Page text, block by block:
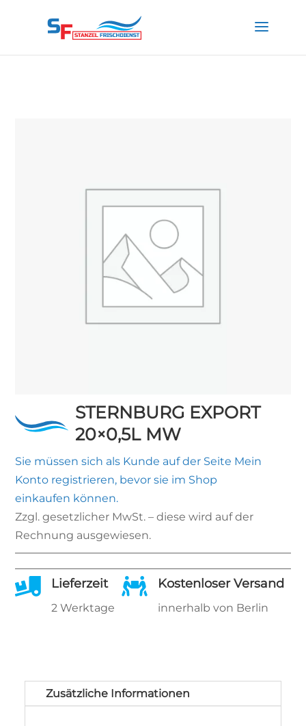
STERNBURG EXPORT
20×0,5L MW
Sie müssen sich als Kunde auf der Seite Mein
Konto registrieren, bevor sie im Shop
einkaufen können.
Zzgl. gesetzlicher MwSt. – diese wird auf der
Rechnung ausgewiesen.
 Lieferzeit
2 Werktage
 Kostenloser Versand
innerhalb von Berlin
Zusätzliche Informationen